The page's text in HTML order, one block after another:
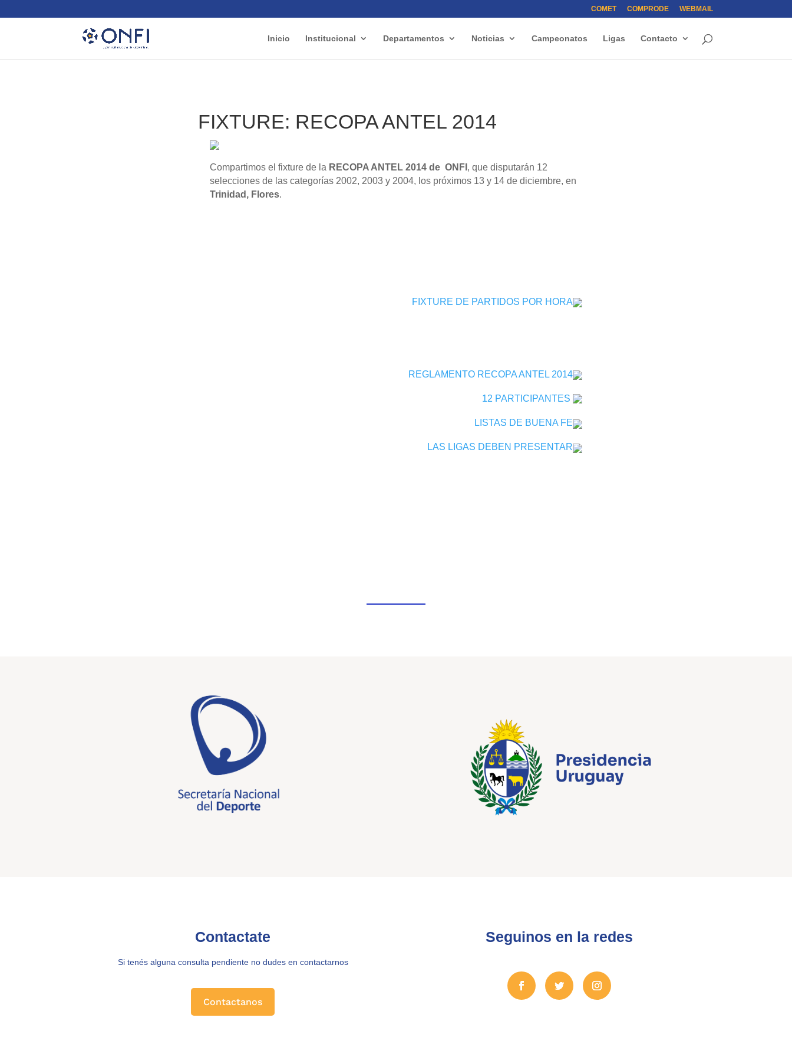
COMET COMPRODE WEBMAIL
Inicio Institucional Departamentos Noticias Campeonatos Ligas Contacto
FIXTURE: RECOPA ANTEL 2014
Compartimos el fixture de la RECOPA ANTEL 2014 de ONFI , que disputarán 12
selecciones de las categorías 2002, 2003 y 2004, los próximos 13 y 14 de diciembre, en
Trinidad, Flores.
FIXTURE DE PARTIDOS POR HORA
REGLAMENTO RECOPA ANTEL 2014
12 PARTICIPANTES
LISTAS DE BUENA FE
LAS LIGAS DEBEN PRESENTAR
Contactate
Si tenés alguna consulta pendiente no dudes en contactarnos
Contactanos
Seguinos en la redes